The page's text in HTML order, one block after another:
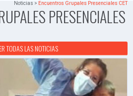
Noticias > Encuentros Grupales Presenciales CET
PRESENCIALES
TODAS LAS NOTICIAS